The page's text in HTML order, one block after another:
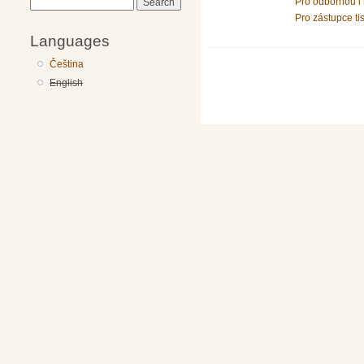
Languages
Čeština
English
Pro zástupce